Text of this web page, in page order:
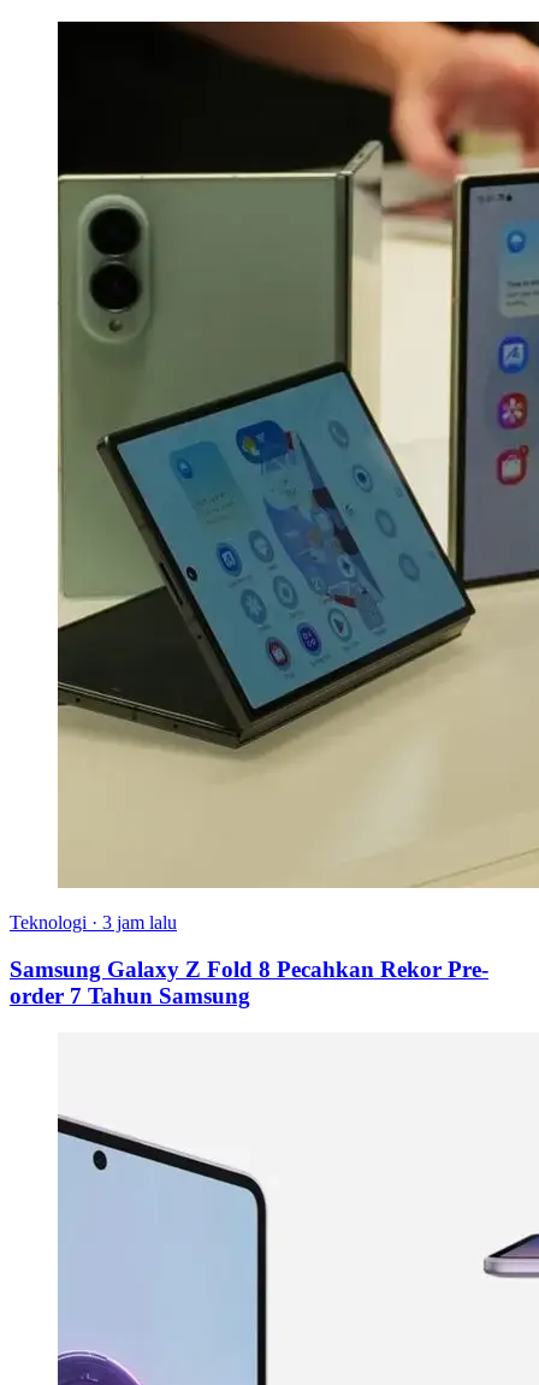
Teknologi · 3 jam lalu
Samsung Galaxy Z Fold 8 Pecahkan Rekor Pre-
order 7 Tahun Samsung